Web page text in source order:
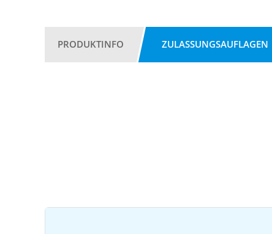
PRODUKTINFO ZULASSUNGSAUFLAGEN